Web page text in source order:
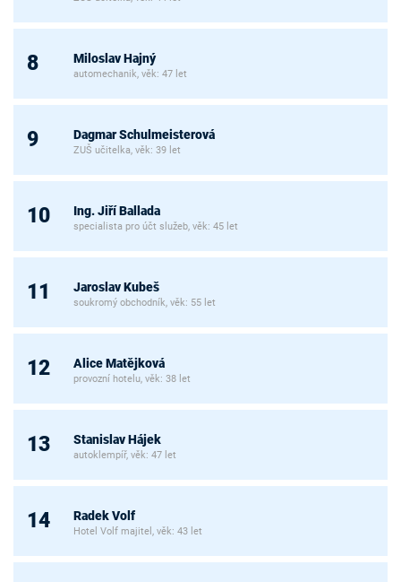
8 Miloslav Hajný
automechanik, věk: 47 let
9 Dagmar Schulmeisterová
ZUŠ učitelka, věk: 39 let
10 Ing. Jiří Ballada
specialista pro účt služeb, věk: 45 let
11 Jaroslav Kubeš
soukromý obchodník, věk: 55 let
12 Alice Matějková
provozní hotelu, věk: 38 let
13 Stanislav Hájek
autoklempíř, věk: 47 let
14 Radek Volf
Hotel Volf majitel, věk: 43 let